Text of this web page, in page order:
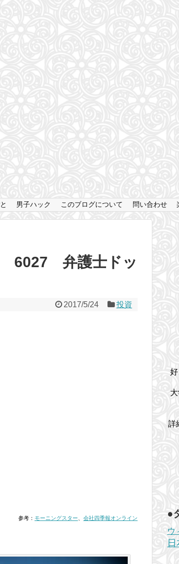
男子ハック このブログについて 問い合わせ
6027 弁護士ドッ
2017/5/24 投資
参考： モーニングスター 会社四季報オンライン
詳
●
ウ